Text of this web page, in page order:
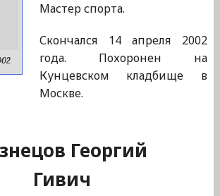
Мастер спорта.
Скончался 14 апреля 2002
года. Похоронен на
Кунцевском кладбище в
Москве.
Георгий
Гивич